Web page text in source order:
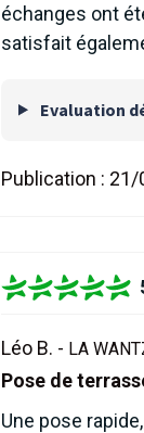
échanges ont
satisfait
Evaluation
Publication : 21/
Léo B. - LA
Pose de
Une pose